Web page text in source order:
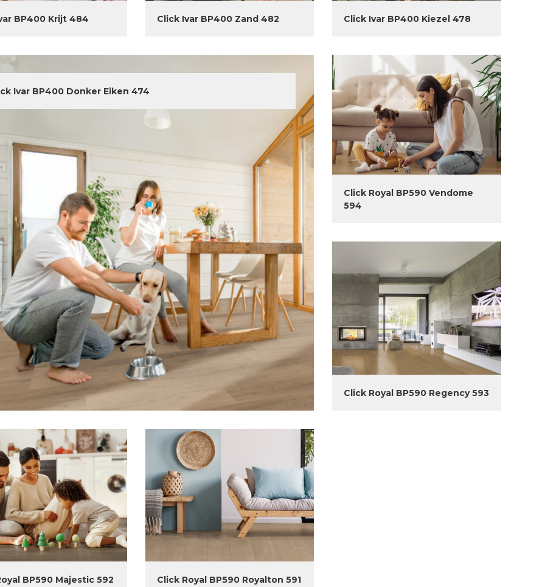
BP400 Krijt 484 Click Ivar BP400 Zand 482 Click Ivar BP400 Kiezel 478
Ivar BP400 Donker Eiken 474
Click Royal BP590 Vendome
594
Click Royal BP590 Regency 593
BP590 Majestic 592 Click Royal BP590 Royalton 591